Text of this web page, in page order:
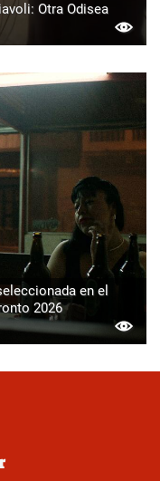
Otra Odisea
en el
2026